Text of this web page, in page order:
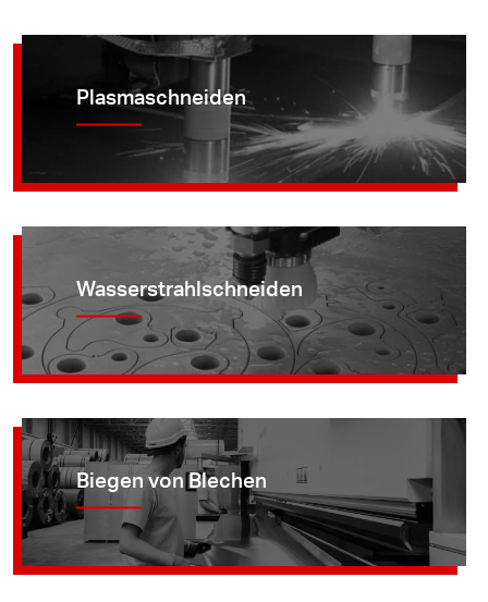
Plasmaschneiden
Wasserstrahlschneiden
Biegen von Blechen